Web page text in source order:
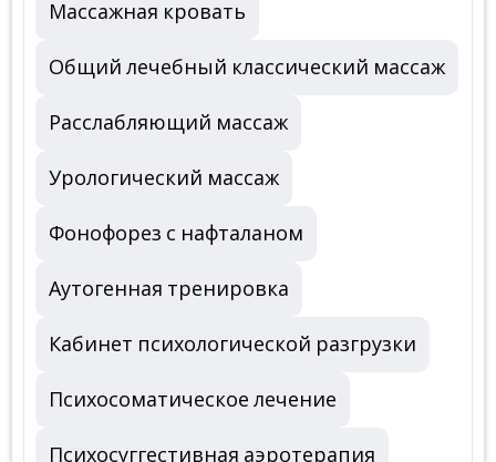
Массажная кровать
Общий лечебный классический массаж
Расслабляющий массаж
Урологический массаж
Фонофорез с нафталаном
Аутогенная тренировка
Кабинет психологической разгрузки
Психосоматическое лечение
Психосуггестивная аэротерапия